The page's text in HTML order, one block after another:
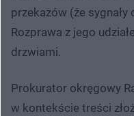
przekazów (że sygnały
Rozprawa z jego
drzwiami.
Prokurator okręgowy
w kontekście treści